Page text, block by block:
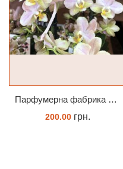
Парфумерна фабрика Valkion 9102 1.7 (торфстакан) реанімашка
200.00грн.